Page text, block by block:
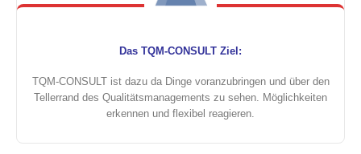
Das TQM-CONSULT Ziel:
TQM-CONSULT ist dazu da Dinge voranzubringen und über den
Tellerrand des Qualitätsmanagements zu sehen. Möglichkeiten
erkennen und flexibel reagieren.